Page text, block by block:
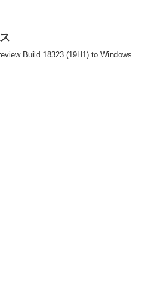
Build 18323 (19H1) to Windows